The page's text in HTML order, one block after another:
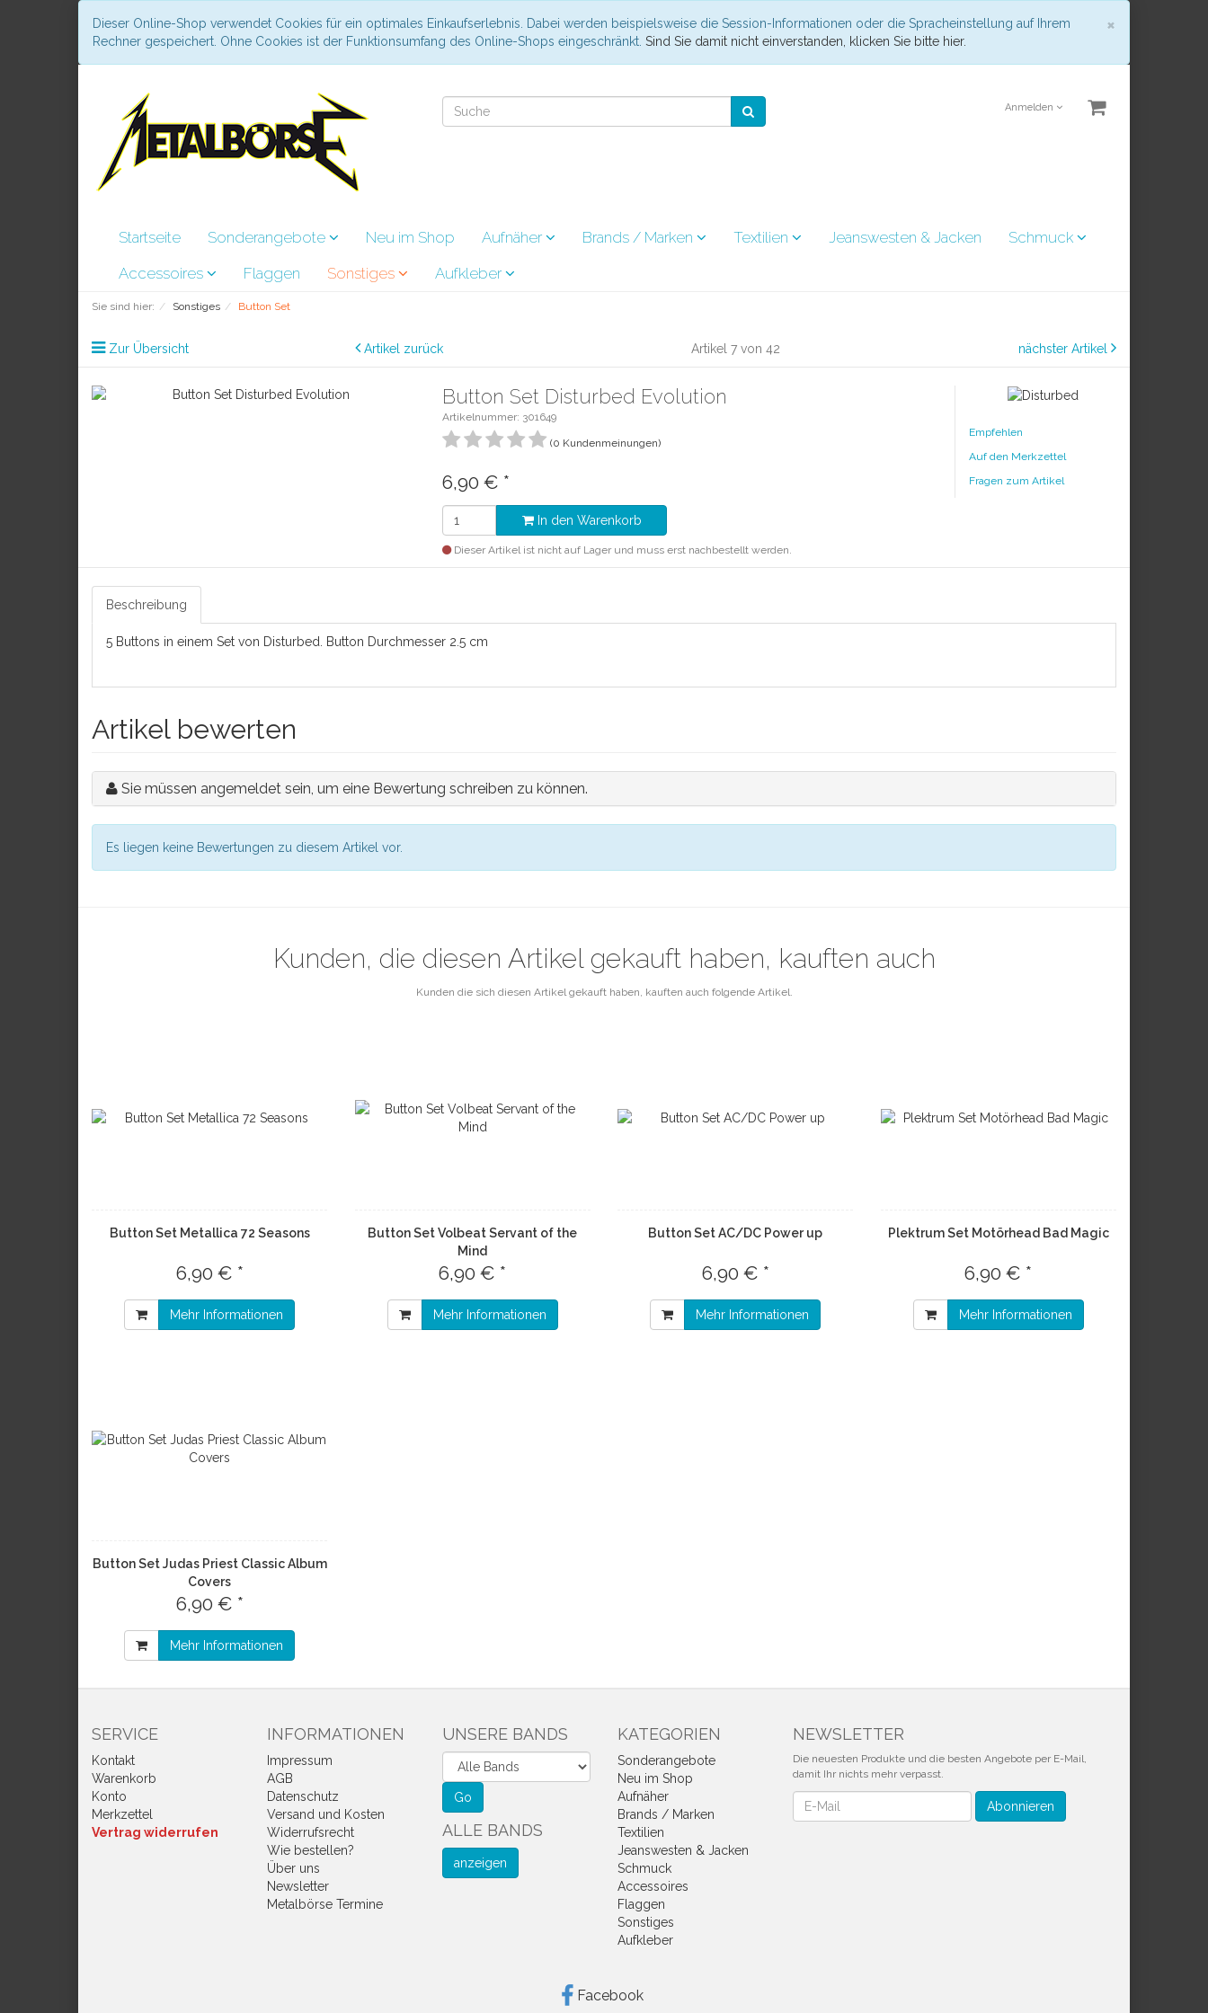
×
Dieser Online-Shop verwendet Cookies für ein optimales Einkaufserlebnis. Dabei werden beispielsweise die Session-Informationen oder die Spracheinstellung auf Ihrem
Rechner gespeichert. Ohne Cookies ist der Funktionsumfang des Online-Shops eingeschränkt. Sind Sie damit nicht einverstanden, klicken Sie bitte hier.
Anmelden
Startseite Sonderangebote Neu im Shop Aufnäher Brands / Marken Textilien Jeanswesten & Jacken
Schmuck
Accessoires
Flaggen Sonstiges Aufkleber
Sie sind hier: Sonstiges Button Set
Zur Übersicht Artikel zurück Artikel 7 von 42 nächster Artikel
Button Set Disturbed Evolution
Artikelnummer: 301649
(0 Kundenmeinungen)
6,90 € *
In den Warenkorb
Dieser Artikel ist nicht auf Lager und muss erst nachbestellt werden.
Empfehlen
Auf den Merkzettel
Fragen zum Artikel
Beschreibung
5 Buttons in einem Set von Disturbed. Button Durchmesser 2.5 cm
Artikel bewerten
Sie müssen angemeldet sein, um eine Bewertung schreiben zu können.
Es liegen keine Bewertungen zu diesem Artikel vor.
Kunden, die diesen Artikel gekauft haben, kauften auch
Kunden die sich diesen Artikel gekauft haben, kauften auch folgende Artikel.
Button Set Metallica 72 Seasons
6,90 € *
Mehr Informationen
Button Set Volbeat Servant of the
Mind
6,90 € *
Mehr Informationen
Button Set AC/DC Power up
6,90 € *
Mehr Informationen
Plektrum Set Motörhead Bad Magic
6,90 € *
Mehr Informationen
Button Set Judas Priest Classic Album
Covers
6,90 € *
Mehr Informationen
SERVICE
Kontakt
Warenkorb
Konto
Merkzettel
Vertrag widerrufen
INFORMATIONEN
Impressum
AGB
Datenschutz
Versand und Kosten
Widerrufsrecht
Wie bestellen?
Über uns
Newsletter
Metalbörse Termine
UNSERE BANDS
ALLE BANDS
anzeigen
KATEGORIEN
Sonderangebote
Neu im Shop
Aufnäher
Brands / Marken
Textilien
Jeanswesten & Jacken
Schmuck
Accessoires
Flaggen
Sonstiges
Aufkleber
NEWSLETTER
Die neuesten Produkte und die besten Angebote per E-Mail,
damit Ihr nichts mehr verpasst.
Newsletter Abonnieren
Facebook